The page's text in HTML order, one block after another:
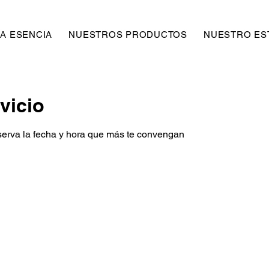
ESENCIA NUESTROS PRODUCTOS NUESTRO
la fecha y hora que más te convengan